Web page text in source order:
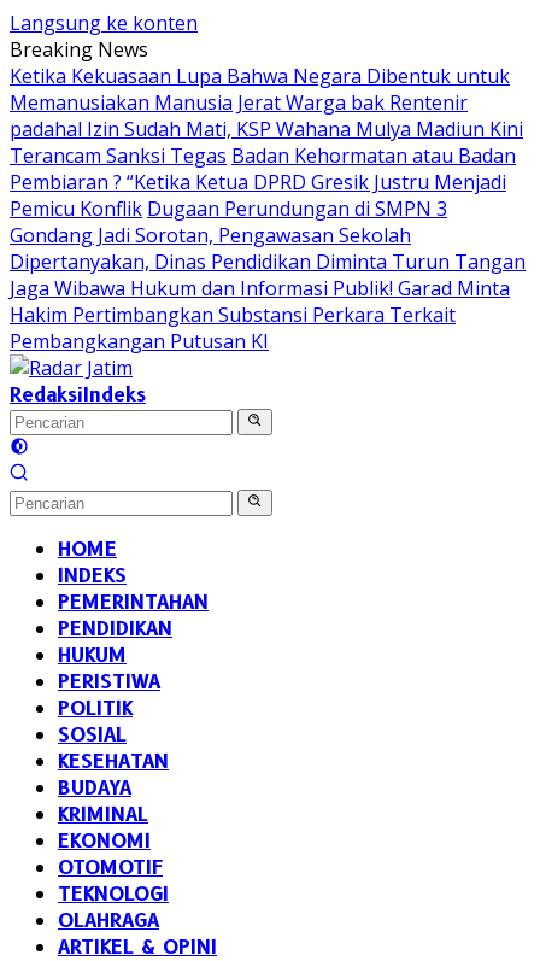
Langsung ke konten
Breaking News
Ketika Kekuasaan Lupa Bahwa Negara Dibentuk untuk
Memanusiakan Manusia Jerat Warga bak Rentenir
padahal Izin Sudah Mati, KSP Wahana Mulya Madiun Kini
Terancam Sanksi Tegas Badan Kehormatan atau Badan
Pembiaran ? “Ketika Ketua DPRD Gresik Justru Menjadi
Pemicu Konflik Dugaan Perundungan di SMPN 3
Gondang Jadi Sorotan, Pengawasan Sekolah
Dipertanyakan, Dinas Pendidikan Diminta Turun Tangan
Jaga Wibawa Hukum dan Informasi Publik! Garad Minta
Hakim Pertimbangkan Substansi Perkara Terkait
Pembangkangan Putusan KI
RedaksiIndeks
HOME
INDEKS
PEMERINTAHAN
PENDIDIKAN
HUKUM
PERISTIWA
POLITIK
SOSIAL
KESEHATAN
BUDAYA
KRIMINAL
EKONOMI
OTOMOTIF
TEKNOLOGI
OLAHRAGA
ARTIKEL & OPINI